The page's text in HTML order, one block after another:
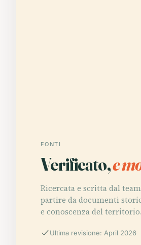
FONTI
Verificato,e
Ricercata e scritta dal
partire da documenti
e conoscenza del territorio.
Ultima revisione: April 2026